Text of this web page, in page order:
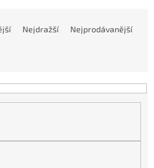
Nejdražší Nejprodávanější